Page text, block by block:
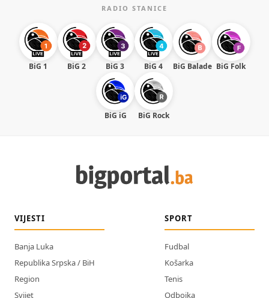
RADIO STANICE
BiG 1 BiG 2 BiG 3 BiG 4 BiG Balade BiG Folk
BiG iG BiG Rock
VIJESTI
Banja Luka
Republika Srpska / BiH
Region
Svijet
SPORT
Fudbal
Košarka
Tenis
Odbojka